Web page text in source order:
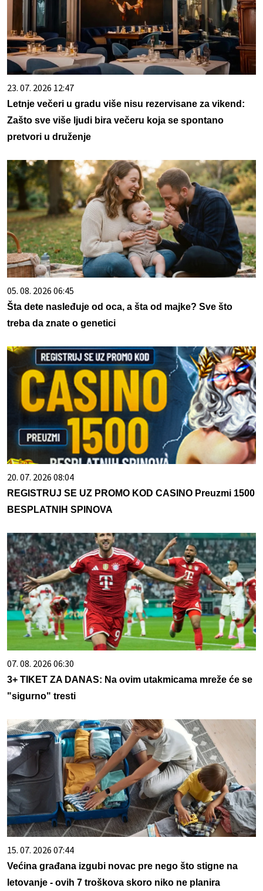
23. 07. 2026 12:47
Letnje večeri u gradu više nisu rezervisane za vikend:
Zašto sve više ljudi bira večeru koja se spontano
pretvori u druženje
05. 08. 2026 06:45
Šta dete nasleđuje od oca, a šta od majke? Sve što
treba da znate o genetici
20. 07. 2026 08:04
REGISTRUJ SE UZ PROMO KOD CASINO Preuzmi 1500
BESPLATNIH SPINOVA
07. 08. 2026 06:30
3+ TIKET ZA DANAS: Na ovim utakmicama mreže će se
"sigurno" tresti
15. 07. 2026 07:44
Većina građana izgubi novac pre nego što stigne na
letovanje - ovih 7 troškova skoro niko ne planira